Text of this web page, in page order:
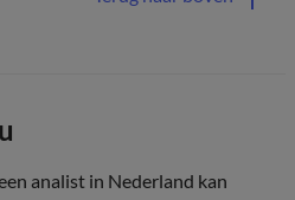
analist in Nederland kan